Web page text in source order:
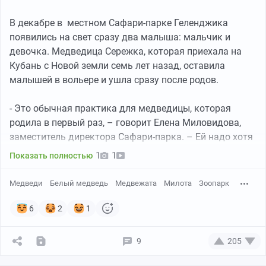
заработает», — добавляет он.
В 2015 году Надири родила своего первого отпрыска
зоопарке, Вип. Поскольку Надири частично
В декабре в местном Сафари-парке Геленджика
появились на свет сразу два малыша: мальчик и
девочка. Медведица Сережка, которая приехала на
Кубань с Новой земли семь лет назад, оставила
малышей в вольере и ушла сразу после родов.
- Это обычная практика для медведицы, которая
родила в первый раз, – говорит Елена Миловидова,
заместитель директора Сафари-парка. – Ей надо хотя
бы раз принять детей. Иначе есть риск, что она
детей бросит, в худшем – нанесет увечья. Бывает,
Показать полностью 1 1
Медведи Белый медведь Медвежата Милота Зоопарк
6 2 1
9 205